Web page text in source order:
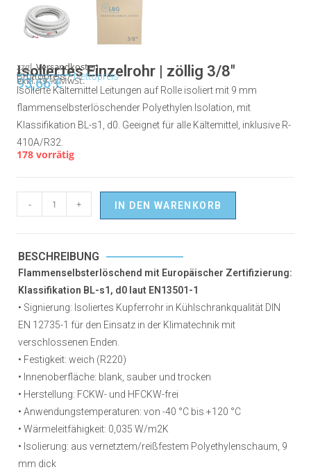
Isoliertes Einzelrohr | zöllig 3/8″
Bruttopreis /Nettopreis
93,66€
exkl. 19 % MwSt.
zzgl.Versandkosten
Isolierte Kältemittel Leitungen auf Rolle isoliert mit 9 mm
flammenselbsterlöschender Polyethylen Isolation, mit
Klassifikation BL-s1, d0. Geeignet für alle Kältemittel, inklusive R-
410A/R32.
178 vorrätig
- + IN DEN WARENKORB
BESCHREIBUNG
Flammenselbsterlöschend mit Europäischer Zertifizierung:
Klassifikation BL-s1, d0 laut EN13501-1
• Signierung: Isoliertes Kupferrohr in Kühlschrankqualität DIN
EN 12735-1 für den Einsatz in der Klimatechnik mit
verschlossenen Enden.
• Festigkeit: weich (R220)
• Innenoberfläche: blank, sauber und trocken
• Herstellung: FCKW- und HFCKW-frei
• Anwendungstemperaturen: von -40 °C bis +120 °C
• Wärmeleitfähigkeit: 0,035 W/m2K
• Isolierung: aus vernetztem/reißfestem Polyethylenschaum, 9
mm dick